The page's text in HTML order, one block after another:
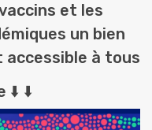
et les
un bien
accessible à tous
⬇️ ⬇️